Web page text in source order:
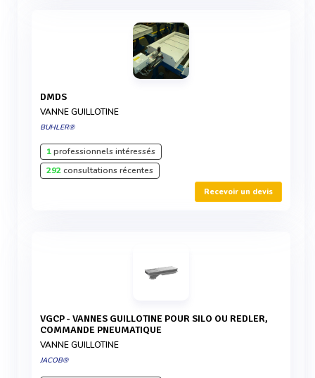
DMDS
VANNE GUILLOTINE
BUHLER®
1professionnels intéressés
292consultations récentes
Recevoir un devis
VGCP - VANNES GUILLOTINE POUR SILO OU REDLER,
COMMANDE PNEUMATIQUE
VANNE GUILLOTINE
JACOB®